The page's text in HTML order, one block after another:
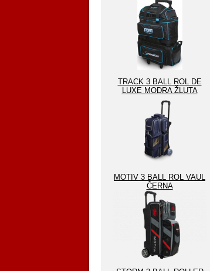
TRACK 3 BALL ROL DE
LUXE MODRA ŽLUTA
MOTIV 3 BALL ROL VAUL
ČERNA